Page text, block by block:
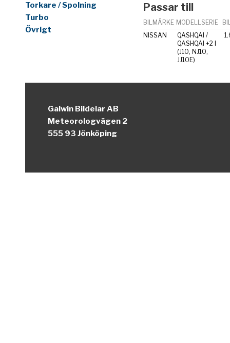
Torkare / Spolning
Turbo
Övrigt
Passar till
BILMÄRKE MODELLSERIE
NISSAN
QASHQAI /
QASHQAI +2 I
(J10, NJ10,
JJ10E)
Galwin Bildelar AB
Meteorologvägen 2
555 93 Jönköping